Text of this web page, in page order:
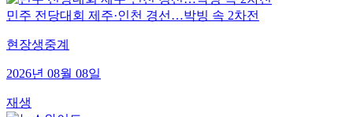
민주 전당대회 제주·인천 경선…박빙 속 2차전
현장생중계
2026년 08월 08일
재생